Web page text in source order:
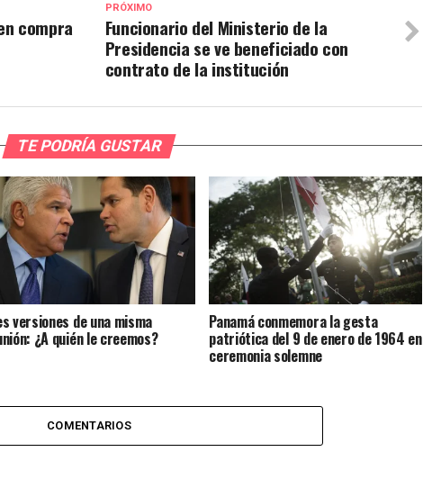
PRÓXIMO
Funcionario del Ministerio de la
Presidencia se ve beneficiado con
contrato de la institución
compra
TE PODRÍA GUSTAR
versiones de una misma
¿A quién le creemos?
Panamá conmemora la gesta
patriótica del 9 de enero de 1964 en
ceremonia solemne
COMENTARIOS